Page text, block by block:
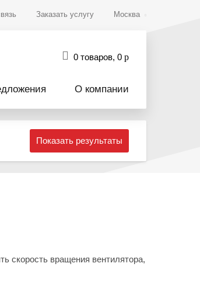
Заказать услугу Москва
0 товаров, 0 р
О компании
Показать результаты
скорость вращения вентилятора,